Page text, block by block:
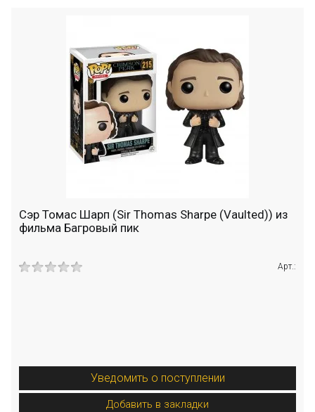
Сэр Томас Шарп (Sir Thomas Sharpe (Vaulted)) из
фильма Багровый пик
Арт.:
Уведомить о поступлении
Добавить в закладки